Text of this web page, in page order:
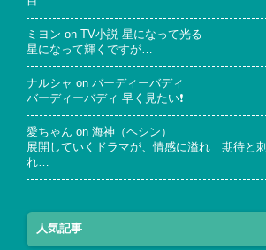
ミヨン on TV小説 星になって光る
星になって輝くですが…
ナルシャ on バーディーバディ
バーディーバディ 早く見たい❗
愛ちゃん on 海神（ヘシン）
展開していくドラマが、情感に溢れ 期待と
れ…
人気記事